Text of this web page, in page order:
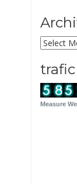
Archives
trafic
Measure